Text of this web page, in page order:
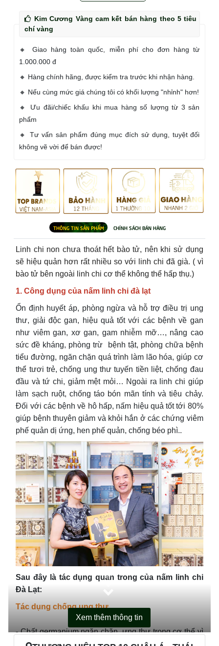
Kim Cương Vàng cam kết bán hàng theo 5 tiêu
chí vàng
🔸 Giao hàng toàn quốc, miễn phí cho đơn hàng từ
1.000.000 đ
🔸 Hàng chính hãng, được kiểm tra trước khi nhận hàng.
🔸 Nếu cùng mức giá chúng tôi có khối lượng "nhỉnh" hơn!
🔸 Ưu đãi/chiếc khấu khi mua hàng số lượng từ 3 sản
phẩm
🔸 Tư vấn sản phẩm đúng mục đích sử dụng, tuyệt đối
không vẽ vời để bán được!
THÔNG TIN SẢN PHẨM CHÍNH SÁCH BÁN HÀNG
Linh chi non chưa thoát hết bào tử, nên khi sử dụng
sẽ hiệu quản hơn rất nhiều so với linh chi đã già. ( vì
bào tử bên ngoài linh chi cơ thể không thể hấp thụ.)
1. Công dụng của nấm linh chi đà lạt
Ổn định huyết áp, phòng ngừa và hỗ trợ điều trị ung
thư, giải độc gan, hiệu quả tốt với các bệnh về gan
như viêm gan, xơ gan, gam nhiễm mỡ…, nâng cao
sức đề kháng, phòng trừ bệnh tật, phòng chữa bệnh
tiểu đường, ngăn chặn quá trình làm lão hóa, giúp cơ
thể tươi trẻ, chống ung thư tuyến tiền liệt, chống đau
đầu và tứ chi, giảm mệt mỏi… Ngoài ra linh chi giúp
làm sạch ruột, chống táo bón mãn tính và tiêu chảy.
Đối với các bệnh về hô hấp, nấm hiệu quả tốt tới 80%
giúp bệnh thuyên giảm và khỏi hắn ở các chứng viêm
phế quản dị ứng, hen phế quản, chống béo phì..
Sau đây là tác dụng quan trong của nấm linh chi
Đà Lạt:
Tác dụng chống ung thư
- Chất germanium ngăn chặn ưng thư trong cơ thể vì
nó loại trừ và kìm hãm sự tăng trưởng của tế bào ung
Xem thêm thông tin